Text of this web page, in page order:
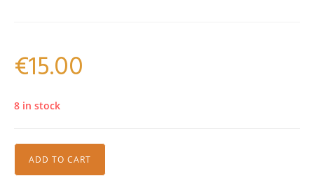
€15.00
8 in stock
ADD TO CART